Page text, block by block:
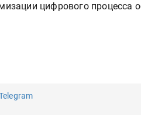
цифрового процесса